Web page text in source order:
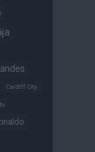
Cardiff City